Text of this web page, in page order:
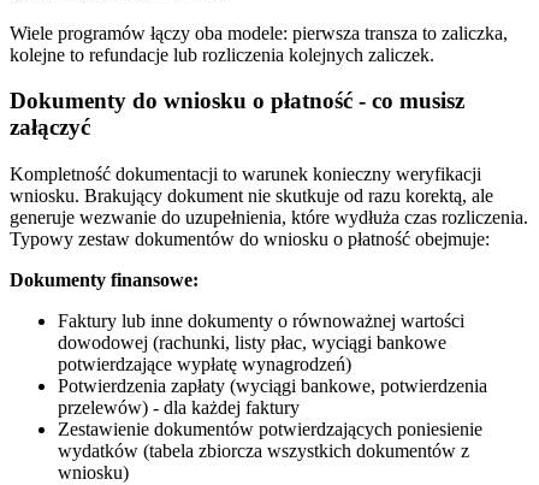
Wiele programów łączy oba modele: pierwsza transza to zaliczka,
kolejne to refundacje lub rozliczenia kolejnych zaliczek.
Dokumenty do wniosku o płatność - co musisz
załączyć
Kompletność dokumentacji to warunek konieczny weryfikacji
wniosku. Brakujący dokument nie skutkuje od razu korektą, ale
generuje wezwanie do uzupełnienia, które wydłuża czas rozliczenia.
Typowy zestaw dokumentów do wniosku o płatność obejmuje:
Dokumenty finansowe:
Faktury lub inne dokumenty o równoważnej wartości
dowodowej (rachunki, listy płac, wyciągi bankowe
potwierdzające wypłatę wynagrodzeń)
Potwierdzenia zapłaty (wyciągi bankowe, potwierdzenia
przelewów) - dla każdej faktury
Zestawienie dokumentów potwierdzających poniesienie
wydatków (tabela zbiorcza wszystkich dokumentów z
wniosku)